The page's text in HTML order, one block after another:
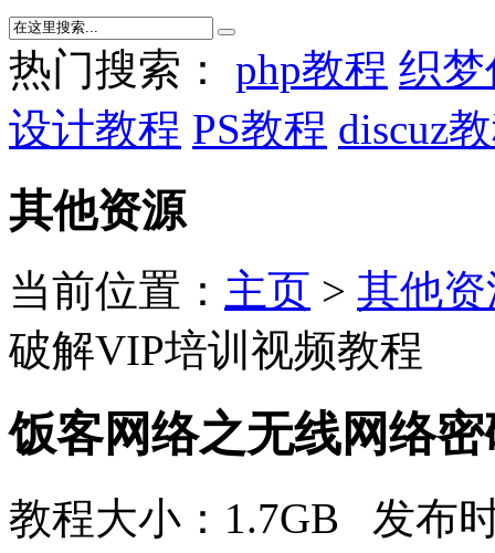
热门搜索： php教程 织
设计教程 PS教程 discuz
其他资源
当前位置： 主页 > 其他
破解VIP培训视频教程
饭客网络之无线网络
教程大小：1.7GB 发布